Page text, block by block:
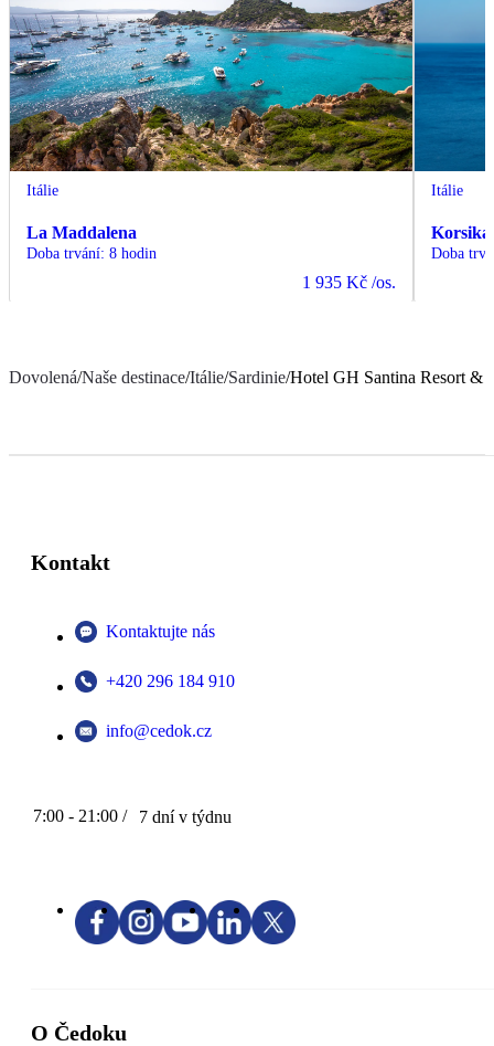
Itálie
La Maddalena
Doba trvání: 8 hodin
1 935 Kč /os.
Itálie
Korsika
Doba
Dovolená/Naše destinace/Itálie/Sardinie/Hotel GH Santina Resort &
Kontakt
Kontaktujte nás
+420 296 184 910
info@cedok.cz
7:00 - 21:00 / 7 dní v týdnu
O Čedoku